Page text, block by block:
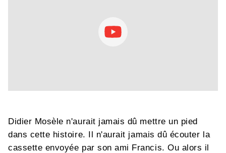
Didier Mosèle n'aurait jamais dû mettre un pied
dans cette histoire. Il n'aurait jamais dû écouter la
cassette envoyée par son ami Francis. Ou alors il